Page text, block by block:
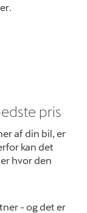
pris
af din bil, er
kan det
hvor den
- og det er